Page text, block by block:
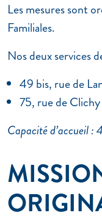
Les mesures sont
Familiales.
Nos deux services
49 bis, rue de
75, rue de
Capacité d’accueil :